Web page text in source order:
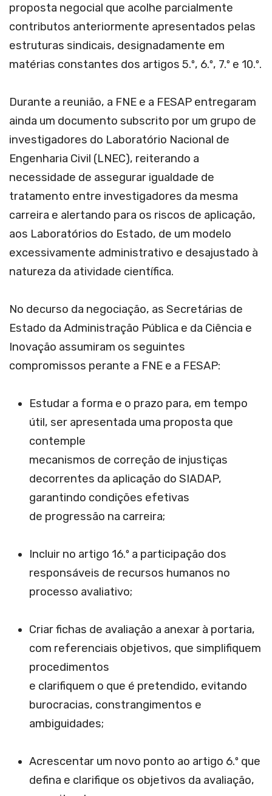
proposta negocial que acolhe parcialmente
contributos anteriormente apresentados pelas
estruturas sindicais, designadamente em
matérias constantes dos artigos 5.º, 6.º, 7.º e 10.º.
Durante a reunião, a FNE e a FESAP entregaram
ainda um documento subscrito por um grupo de
investigadores do Laboratório Nacional de
Engenharia Civil (LNEC), reiterando a
necessidade de assegurar igualdade de
tratamento entre investigadores da mesma
carreira e alertando para os riscos de aplicação,
aos Laboratórios do Estado, de um modelo
excessivamente administrativo e desajustado à
natureza da atividade científica.
No decurso da negociação, as Secretárias de
Estado da Administração Pública e da Ciência e
Inovação assumiram os seguintes
compromissos perante a FNE e a FESAP:
Estudar a forma e o prazo para, em tempo
útil, ser apresentada uma proposta que
contemple
mecanismos de correção de injustiças
decorrentes da aplicação do SIADAP,
garantindo condições efetivas
de progressão na carreira;
Incluir no artigo 16.º a participação dos
responsáveis de recursos humanos no
processo avaliativo;
Criar fichas de avaliação a anexar à portaria,
com referenciais objetivos, que simplifiquem
procedimentos
e clarifiquem o que é pretendido, evitando
burocracias, constrangimentos e
ambiguidades;
Acrescentar um novo ponto ao artigo 6.º que
defina e clarifique os objetivos da avaliação,